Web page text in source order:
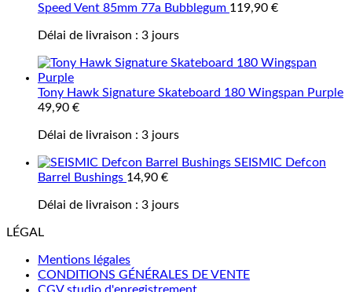
Speed Vent 85mm 77a Bubblegum 119,90 €
Délai de livraison : 3 jours
Tony Hawk Signature Skateboard 180 Wingspan Purple
49,90 €
Délai de livraison : 3 jours
SEISMIC Defcon
Barrel Bushings 14,90 €
Délai de livraison : 3 jours
LÉGAL
Mentions légales
CONDITIONS GÉNÉRALES DE VENTE